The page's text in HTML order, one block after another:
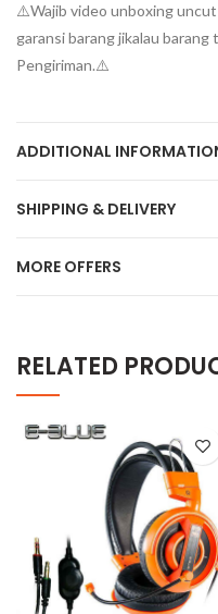
⚠️Wajib video unboxing
garansi barang jikalau
Pengiriman.⚠️
ADDITIONAL
SHIPPING & DELIVERY
MORE OFFERS
RELATED